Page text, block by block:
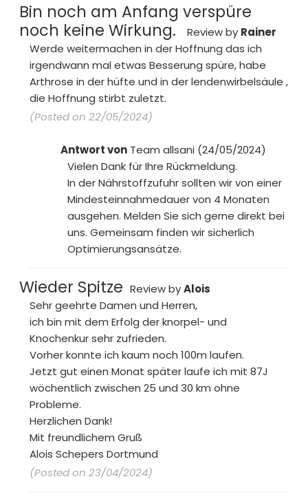
Bin noch am Anfang verspüre
noch keine Wirkung.
Review by Rainer
Werde weitermachen in der Hoffnung das ich
irgendwann mal etwas Besserung spüre, habe
Arthrose in der hüfte und in der lendenwirbelsäule ,
die Hoffnung stirbt zuletzt.
(Posted on 22/05/2024)
Antwort von Team allsani (24/05/2024)
Vielen Dank für Ihre Rückmeldung.
In der Nährstoffzufuhr sollten wir von einer
Mindesteinnahmedauer von 4 Monaten
ausgehen. Melden Sie sich gerne direkt bei
uns. Gemeinsam finden wir sicherlich
Optimierungsansätze.
Wieder Spitze Review byAlois
Sehr geehrte Damen und Herren,
ich bin mit dem Erfolg der knorpel- und
Knochenkur sehr zufrieden.
Vorher konnte ich kaum noch 100m laufen.
Jetzt gut einen Monat später laufe ich mit 87J
wöchentlich zwischen 25 und 30 km ohne
Probleme.
Herzlichen Dank!
Mit freundlichem Gruß
Alois Schepers Dortmund
(Posted on 23/04/2024)